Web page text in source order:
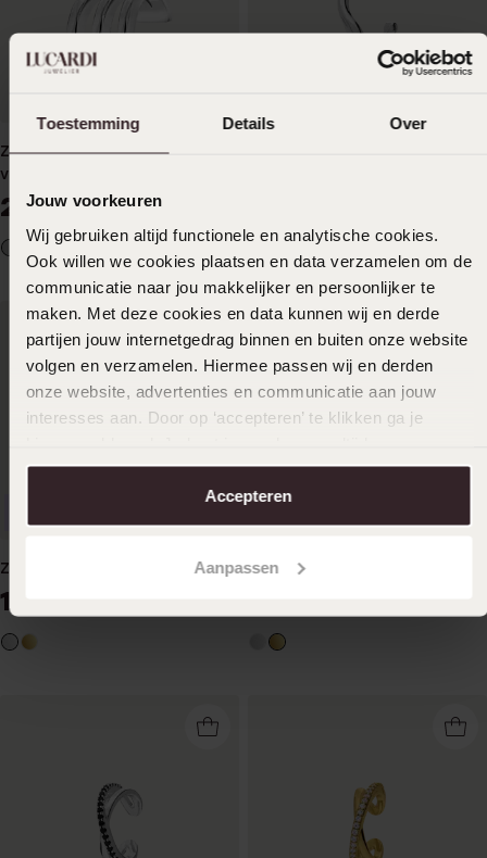
Toestemming Details Over
Jouw voorkeuren
Wij gebruiken altijd functionele en analytische cookies.
Ook willen we cookies plaatsen en data verzamelen om de
communicatie naar jou makkelijker en persoonlijker te
maken. Met deze cookies en data kunnen wij en derde
partijen jouw internetgedrag binnen en buiten onze website
volgen en verzamelen. Hiermee passen wij en derden
onze website, advertenties en communicatie aan jouw
interesses aan. Door op ‘accepteren’ te klikken ga je
aanpassen. Lees er meer over in onscookiebeleid.
Accepteren
Aanpassen
Zilveren earcuff driedubbel
voor dames
2499
Zilveren earcuff
19
Zilveren goldplated earcuff